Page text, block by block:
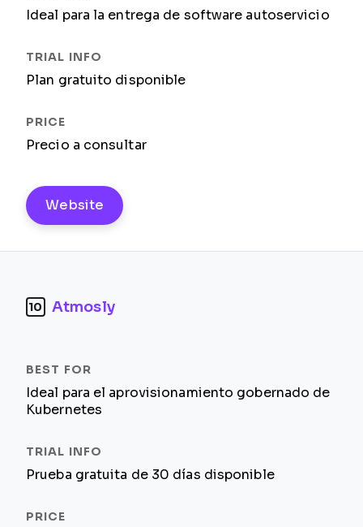
Ideal para la entrega de software autoservicio
Plan gratuito disponible
Precio a consultar
Website
10 Atmosly
Ideal para el aprovisionamiento gobernado de
Kubernetes
Prueba gratuita de 30 días disponible